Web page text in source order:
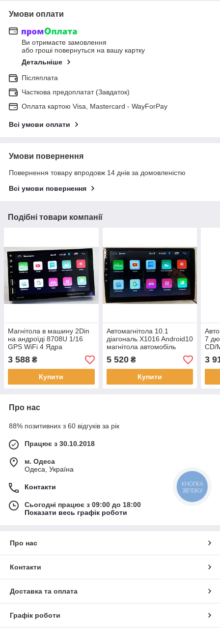
Умови оплати
Ви отримаєте замовлення
або гроші повернуться на вашу картку
Детальніше
Післяплата
Часткова предоплатат (Завдаток)
Оплата картою Visa, Mastercard - WayForPay
Всі умови оплати
Умови повернення
Повернення товару впродовж 14 днів за домовленістю
Всі умови повернення
Подібні товари компанії
Магнітола в машину 2Din
на андроїді 8708U 1/16
GPS WiFi 4 Ядра
3 588 ₴
Купити
Автомагнітола 10.1
діагональ X1016 Android10
магнітола автомобіль
5 520₴
Купити
7
CD/
3
Про нас
88% позитивних з 60 відгуків за рік
Працює з 30.10.2018
м. Одеса
Одеса, Україна
Контакти
Сьогодні працює з 09:00 до 18:00
Показати весь графік роботи
Про нас
Контакти
Доставка та оплата
Графік роботи
КНОПКА
ЗВ'ЯЗКУ